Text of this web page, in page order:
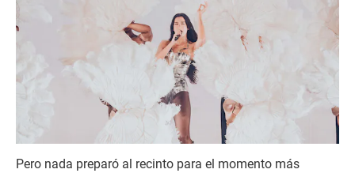
Pero nada preparó al recinto para el momento más